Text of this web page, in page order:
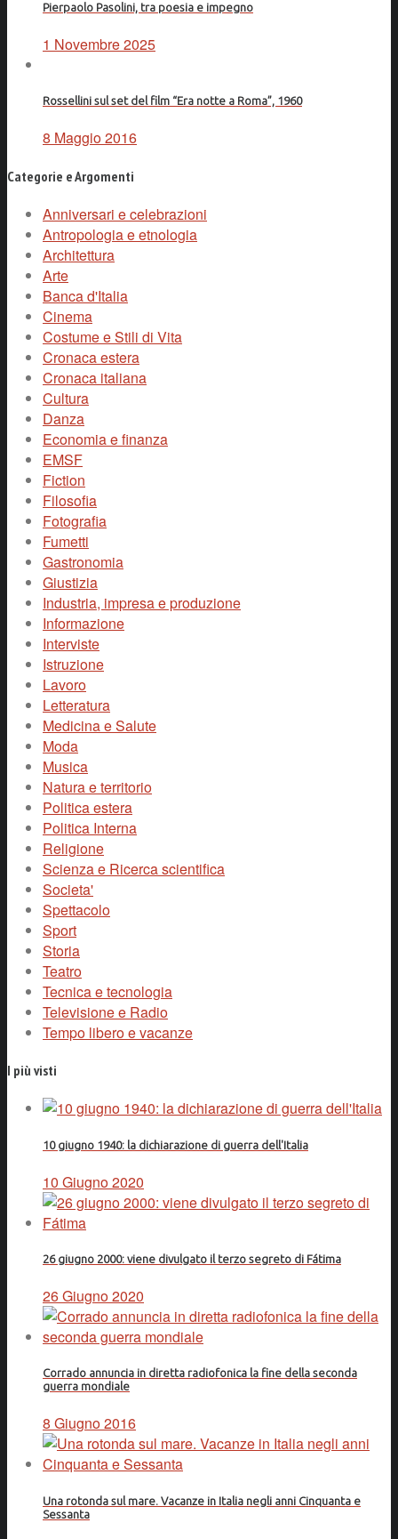
Pierpaolo Pasolini, tra poesia e impegno
1 Novembre 2025
Rossellini sul set del film “Era notte a Roma”, 1960
8 Maggio 2016
Categorie e Argomenti
Anniversari e celebrazioni
Antropologia e etnologia
Architettura
Arte
Banca d'Italia
Cinema
Costume e Stili di Vita
Cronaca estera
Cronaca italiana
Cultura
Danza
Economia e finanza
EMSF
Fiction
Filosofia
Fotografia
Fumetti
Gastronomia
Giustizia
Industria, impresa e produzione
Informazione
Interviste
Istruzione
Lavoro
Letteratura
Medicina e Salute
Moda
Musica
Natura e territorio
Politica estera
Politica Interna
Religione
Scienza e Ricerca scientifica
Societa'
Spettacolo
Sport
Storia
Teatro
Tecnica e tecnologia
Televisione e Radio
Tempo libero e vacanze
I più visti
10 giugno 1940: la dichiarazione di guerra dell'Italia
10 Giugno 2020
26 giugno 2000: viene divulgato il terzo segreto di Fátima
26 Giugno 2020
Corrado annuncia in diretta radiofonica la fine della seconda
guerra mondiale
8 Giugno 2016
Una rotonda sul mare. Vacanze in Italia negli anni Cinquanta e
Sessanta